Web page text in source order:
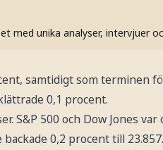
med unika analyser, intervjuer
samtidigt som terminen
0,1 procent.
S&P 500 och Dow Jones
0,2 procent till 23.857.